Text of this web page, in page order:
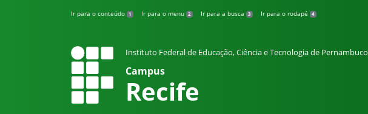
Ir para o conteúdo 1 Ir para o menu 2 Ir para a busca 3 Ir para o rodapé 4
Instituto Federal de Educação, Ciência e Tecnologia de Pernambuco
Campus
Recife